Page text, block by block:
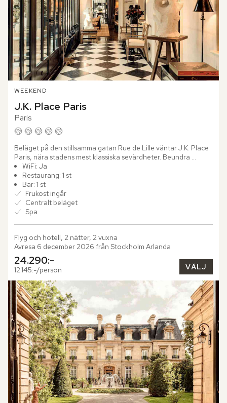
WEEKEND
J.K. Place Paris
Paris
Beläget på den stillsamma gatan Rue de Lille väntar J.K. Place
Paris, nära stadens mest klassiska sevärdheter. Beundra
inredningsarkitekten Michele Bönans pärla där du möts av en...
WiFi: Ja
Restaurang: 1 st
Bar: 1 st
Frukost ingår
Centralt beläget
Spa
Flyg och hotell, 2 nätter, 2 vuxna
Avresa 6 december 2026 från Stockholm Arlanda
24.290:-
12.145:-/person VÄLJ